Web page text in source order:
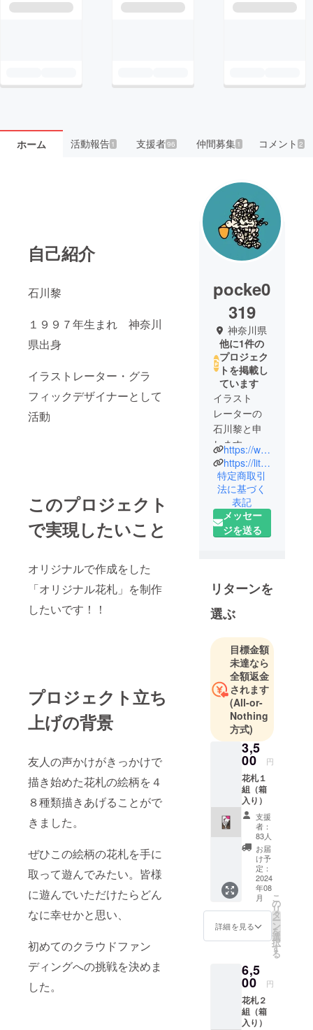
ホーム 活動報告1 支援者96 仲間募集 1 コメント 2
自己紹介
石川黎
１９９７年生まれ 神奈川
県出身
イラストレーター・グラ
フィックデザイナーとして
活動
このプロジェクト
で実現したいこと
オリジナルで作成をした
「オリジナル花札」を制作
したいです！！
プロジェクト立ち
上げの背景
友人の声かけがきっかけで
描き始めた花札の絵柄を４
８種類描きあげることがで
きました。
ぜひこの絵柄の花札を手に
取って遊んでみたい。皆様
に遊んでいただけたらどん
なに幸せかと思い、
初めてのクラウドファン
ディングへの挑戦を決めま
した。
pocke0
319
神奈川県
他に1件の
プロジェク
トを掲載し
ています
イラスト
レーターの
石川黎と申
します
神奈川県で
活動中
graphicdesig
ner・
illustrator
born in 1997
from
Kanagawa
https://www.instagram.com/rei002rei/
https://lit.link/rei001rei?fbclid=PAAaa9zNSzMf4Zj1-3T17ooX8-_f7bZN4XC-gNsCj00k47-gV_o6CQfJZDS24_aem_AUtkqUpEatsL1bsloY7A6wi2ftBlHRilvj0mkUUfN8QWdfTGse6Y51WhnYFKFU5gb4I
特定商取引
法に基づく
表記
メッセー
ジを送る
リターンを
選ぶ
目標金額
未達なら
全額返金
されます
(All-or-
Nothing
方式)
3,5
00 円
花札１
組（箱
入り）
支援
者：
83人
お届
け予
定：
2024
年08
月
詳細を見る
こ
の
リ
タ
ー
ン
を
選
択
す
る
6,5
00 円
花札２
組（箱
入り）